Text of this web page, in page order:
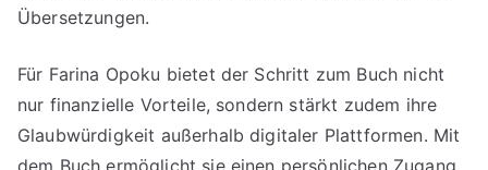
Übersetzungen.
Für Farina Opoku bietet der Schritt zum Buch nicht
nur finanzielle Vorteile, sondern stärkt zudem ihre
Glaubwürdigkeit außerhalb digitaler Plattformen. Mit